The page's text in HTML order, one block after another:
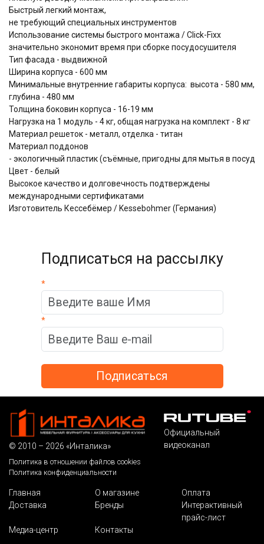
Быстрый легкий монтаж,
не требующий специальных инструментов
Использование системы быстрого монтажа / Click-Fixx
значительно экономит время при сборке посудосушителя
Тип фасада - выдвижной
Ширина корпуса - 600 мм
Минимальные внутренние габариты корпуса: высота - 580 мм,
глубина - 480 мм
Толщина боковин корпуса - 16-19 мм
Нагрузка на 1 модуль - 4 кг, общая нагрузка на комплект - 8 кг
Материал решеток - металл, отделка - титан
Материал поддонов
- экологичный пластик (съёмные, пригодны для мытья в
Цвет - белый
Высокое качество и долговечность подтверждены
международными сертификатами
Изготовитель Кессебёмер / Kessebohmer (Германия)
Подписаться на рассылку
*
*
© 2010 – 2026 «Инталика»
Политика в отношении файлов cookies
Политика конфиденциальности
Официальный
видеоканал
Главная О магазине
Оплата
Доставка
Бренды
Интерактивный
прайс-лист
Медиа-центр
Контакты